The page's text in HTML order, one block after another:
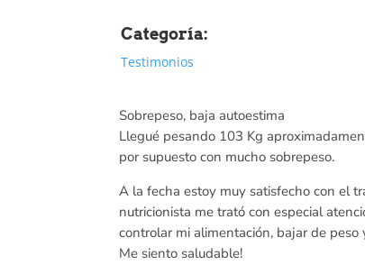
Categoría:
Testimonios
Sobrepeso, baja autoestima
Llegué pesando 103 Kg
por supuesto con mucho sobrepeso.
A la fecha estoy muy satisfecho con el
nutricionista me trató con especial
controlar mi alimentación, bajar de
Me siento saludable!